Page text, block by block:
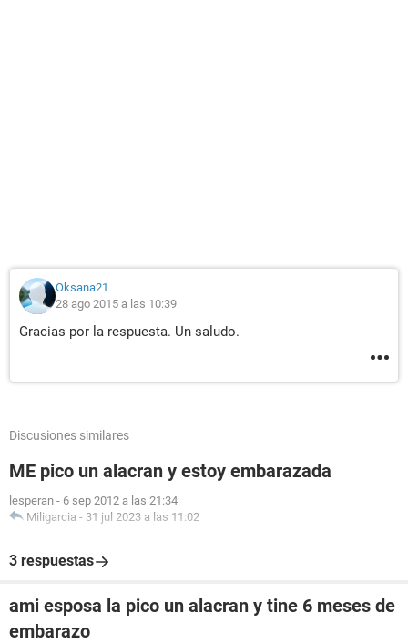
Oksana21
28 ago 2015 a las 10:39
Gracias por la respuesta. Un saludo.
Discusiones similares
ME pico un alacran y estoy embarazada
lesperan - 6 sep 2012 a las 21:34
Miligarcia - 31 jul 2023 a las 11:02
3 respuestas
ami esposa la pico un alacran y tine 6 meses de
embarazo